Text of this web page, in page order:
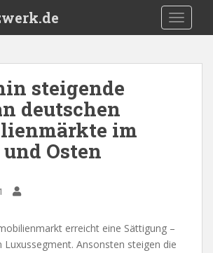
steigende
deutschen
im
Osten
erreicht eine Sättigung –
Luxussegment. Ansonsten steigen die